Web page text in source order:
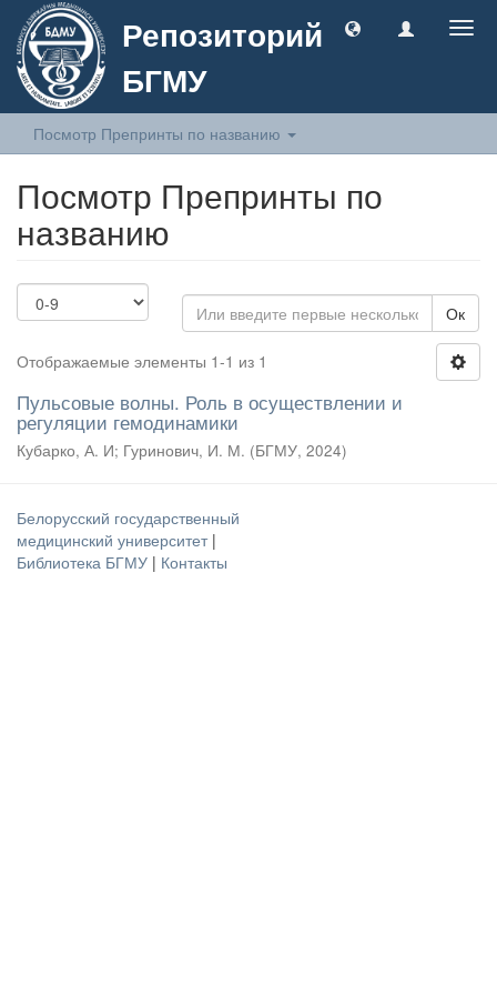
Репозиторий
БГМУ
Посмотр Препринты по названию
Посмотр Препринты по
названию
Ок
Отображаемые элементы 1-1 из 1
Пульсовые волны. Роль в осуществлении и
регуляции гемодинамики
Кубарко, А. И; Гуринович, И. М. (БГМУ, 2024)
Белорусский государственный
медицинский университет |
Библиотека БГМУ | Контакты